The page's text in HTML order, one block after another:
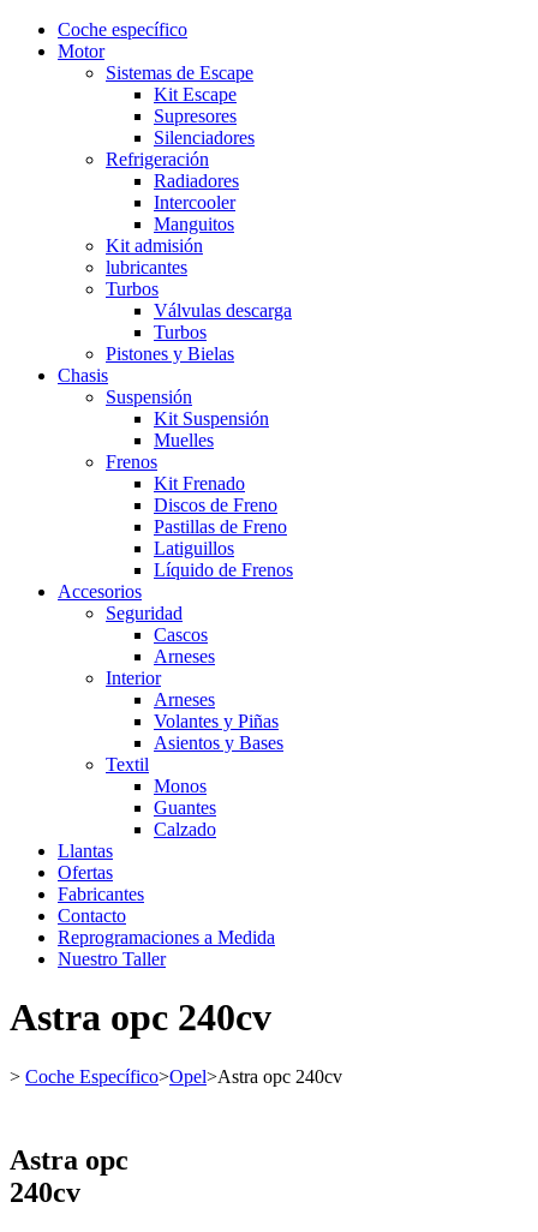
Coche específico
Motor
Sistemas de Escape
Kit Escape
Supresores
Silenciadores
Refrigeración
Radiadores
Intercooler
Manguitos
Kit admisión
lubricantes
Turbos
Válvulas descarga
Turbos
Pistones y Bielas
Chasis
Suspensión
Kit Suspensión
Muelles
Frenos
Kit Frenado
Discos de Freno
Pastillas de Freno
Latiguillos
Líquido de Frenos
Accesorios
Seguridad
Cascos
Arneses
Interior
Arneses
Volantes y Piñas
Asientos y Bases
Textil
Monos
Guantes
Calzado
Llantas
Ofertas
Fabricantes
Contacto
Reprogramaciones a Medida
Nuestro Taller
Astra opc 240cv
> Coche Específico>Opel>Astra opc 240cv
Astra opc
240cv